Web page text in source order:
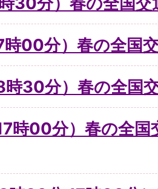
00分）春の全国
30分）春の全国
時00分）春の全国